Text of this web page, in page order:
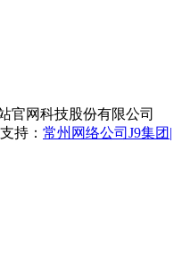
官网科技股份有限公司
持： 常州网络公司J9集团|